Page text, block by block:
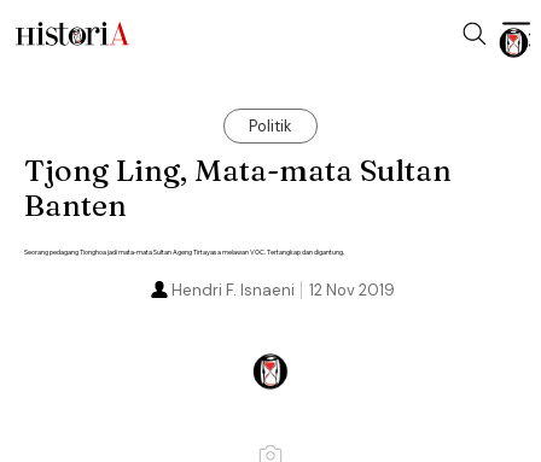
Politik
Tjong Ling, Mata-mata Sultan
Banten
Seorang pedagang Tionghoa jadi mata-mata Sultan Ageng Tirtayasa melawan VOC. Tertangkap dan digantung.
12 Nov 2019
Hendri F. Isnaeni